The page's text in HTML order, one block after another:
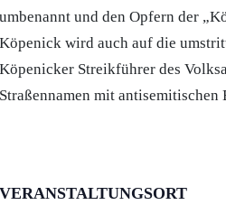
umbenannt und den Opfern der
Köpenick wird auch auf die
Köpenicker Streikführer des
Straßennamen mit
VERANSTALTUNGSORT